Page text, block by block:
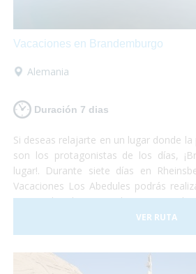
Vacaciones en Brandemburgo
Alemania
Duración 7 dias
Si deseas relajarte en un lugar donde
son los protagonistas de los días,
lugar!. Durante siete días en
Vacaciones Los Abedules podrás
tanto culturales como deportivas en
lagos y bosques frondosos. Todas
fascinarán y son accesibles para
VER RUTA